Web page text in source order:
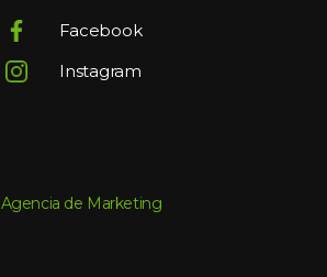
Facebook
Instagram
Agencia de Marketing